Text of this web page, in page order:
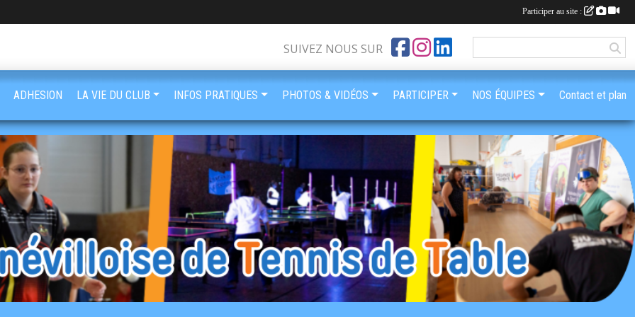
SUIVEZ NOUS SUR
ADHESION LA VIE DU CLUB INFOS PRATIQUES PHOTOS & VIDÉOS PARTICIPER NOS ÉQUIPES Contact et plan
Participer au site :